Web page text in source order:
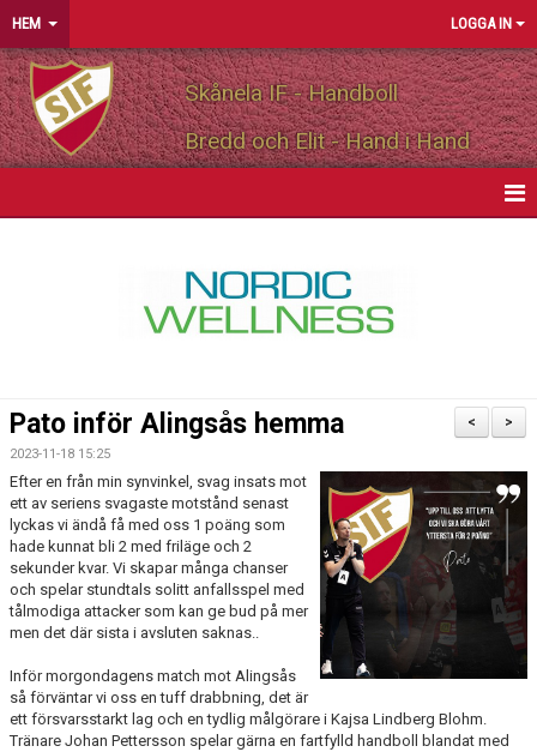
HEM LOGGA IN
Skånela IF - Handboll
Bredd och Elit - Hand i Hand
PARTNERS
MATCHER
KALENDER
KONTAKT LAG
DOKUMENT
>
<
Pato inför Alingsås hemma
2023-11-18 15:25
Efter en från min synvinkel, svag insats mot
ett av seriens svagaste motstånd senast
lyckas vi ändå få med oss 1 poäng som
hade kunnat bli 2 med friläge och 2
sekunder kvar. Vi skapar många chanser
och spelar stundtals solitt anfallsspel med
tålmodiga attacker som kan ge bud på mer
men det där sista i avsluten saknas..
Inför morgondagens match mot Alingsås
så förväntar vi oss en tuff drabbning, det är
ett försvarsstarkt lag och en tydlig målgörare i Kajsa Lindberg Blohm.
Tränare Johan Pettersson spelar gärna en fartfylld handboll blandat med